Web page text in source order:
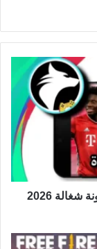
حسابات 2026 pes موبايل مجانية و مضمونة شغالة 2026